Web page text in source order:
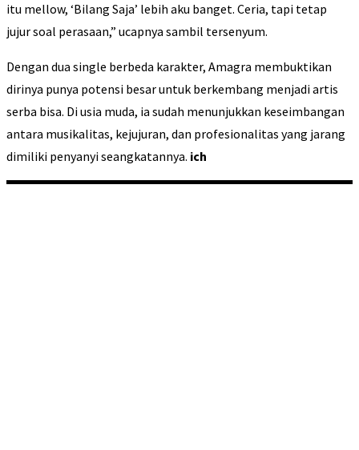
itu mellow, ‘Bilang Saja’ lebih aku banget. Ceria, tapi tetap
jujur soal perasaan,” ucapnya sambil tersenyum.
Dengan dua single berbeda karakter, Amagra membuktikan
dirinya punya potensi besar untuk berkembang menjadi artis
serba bisa. Di usia muda, ia sudah menunjukkan keseimbangan
antara musikalitas, kejujuran, dan profesionalitas yang jarang
dimiliki penyanyi seangkatannya. ich